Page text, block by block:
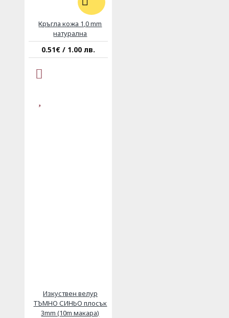
Кръгла кожа 1,0 mm
натурална
0.51€ / 1.00 лв.
Изкуствен велур
ТЪМНО СИНЬО плосък
3mm (10m макара)